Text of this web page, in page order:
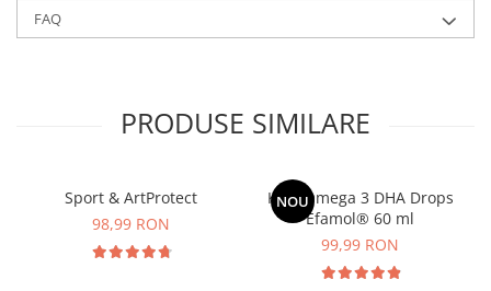
FAQ
PRODUSE SIMILARE
Sport & ArtProtect
98,99 RON
NOU
Kids Omega 3 DHA Drops
Efamol® 60 ml
99,99 RON